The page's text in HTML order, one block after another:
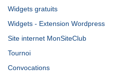
Widgets gratuits
Widgets - Extension Wordpress
Site internet MonSiteClub
Tournoi
Convocations